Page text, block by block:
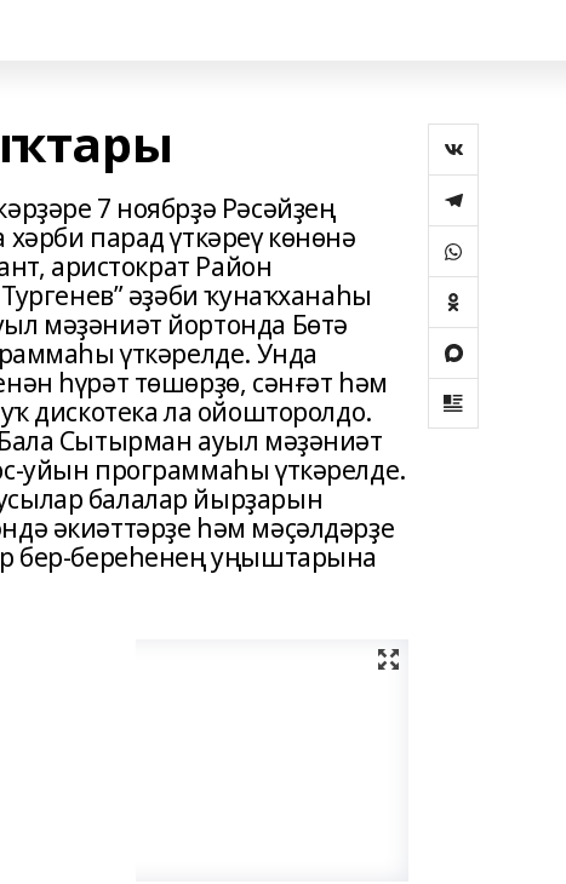
7 ноябрҙә Рәсәйҙең
парад үткәреү көнөнә
аристократ Район
әҙәби ҡунаҡханаһы
мәҙәниәт йортонда Бөтә
үткәрелде. Унда
һүрәт төшөрҙө, сәнғәт һәм
дискотека ла ойошторолдо.
Сытырман ауыл мәҙәниәт
уйын программаһы үткәрелде.
балалар йырҙарын
әкиәттәрҙе һәм мәҫәлдәрҙе
бер-береһенең уңыштарына